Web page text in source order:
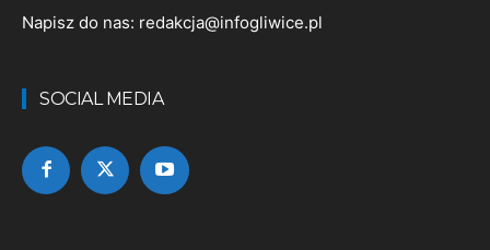
Napisz do nas: redakcja@infogliwice.pl
SOCIAL MEDIA